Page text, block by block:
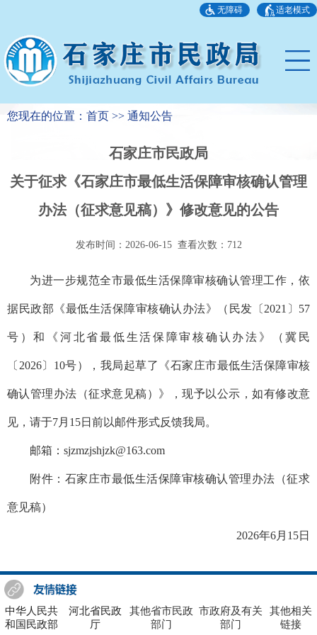
无障碍 适老模式
您现在的位置：首页 >> 通知公告
石家庄市民政局
关于征求《石家庄市最低生活保障审核确认管理
办法（征求意见稿）》修改意见的公告
发布时间：2026-06-15 查看次数： 712
为进一步规范全市最低生活保障审核确认管理工作，依
据民政部《最低生活保障审核确认办法》（民发〔2021〕57
号）和《河北省最低生活保障审核确认办法》（冀民
〔2026〕10号），我局起草了《石家庄市最低生活保障审核
确认管理办法（征求意见稿）》，现予以公示，如有修改意
见，请于7月15日前以邮件形式反馈我局。
邮箱：sjzmzjshjzk@163.com
附件： 石家庄市最低生活保障审核确认管理办法（征求
意见稿）
2026年6月15日
中华人民共
和国民政部
河北省民政
厅
其他省市民政
部门
市政府及有关
部门
其他相关
链接